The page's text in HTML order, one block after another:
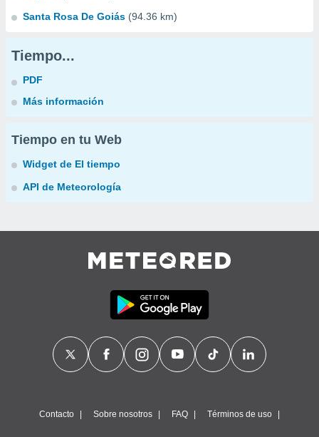
Santa Rosa De Goiás (94.36 km)
Tiempo...
PDF
Más información
Tiempo en tu Web
Widget de El tiempo
API de Meteorología
Contacto Sobre nosotros FAQ Términos de uso